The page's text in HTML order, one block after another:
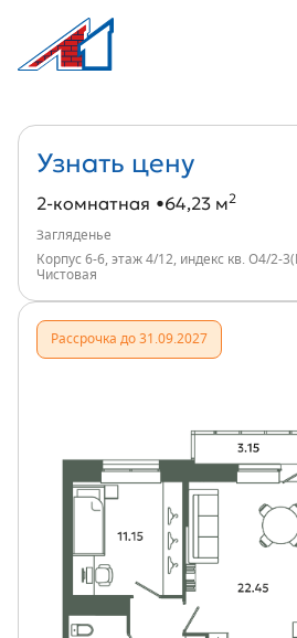
2-комнатная, 64 м²,
Информация о квартире
Узнать цену
2-комнатная 64,23 м2
Загляденье
Корпус 6-6, этаж 4/12, индекс кв. О4/2-
Чистовая
Рассрочка до 31.09.2027